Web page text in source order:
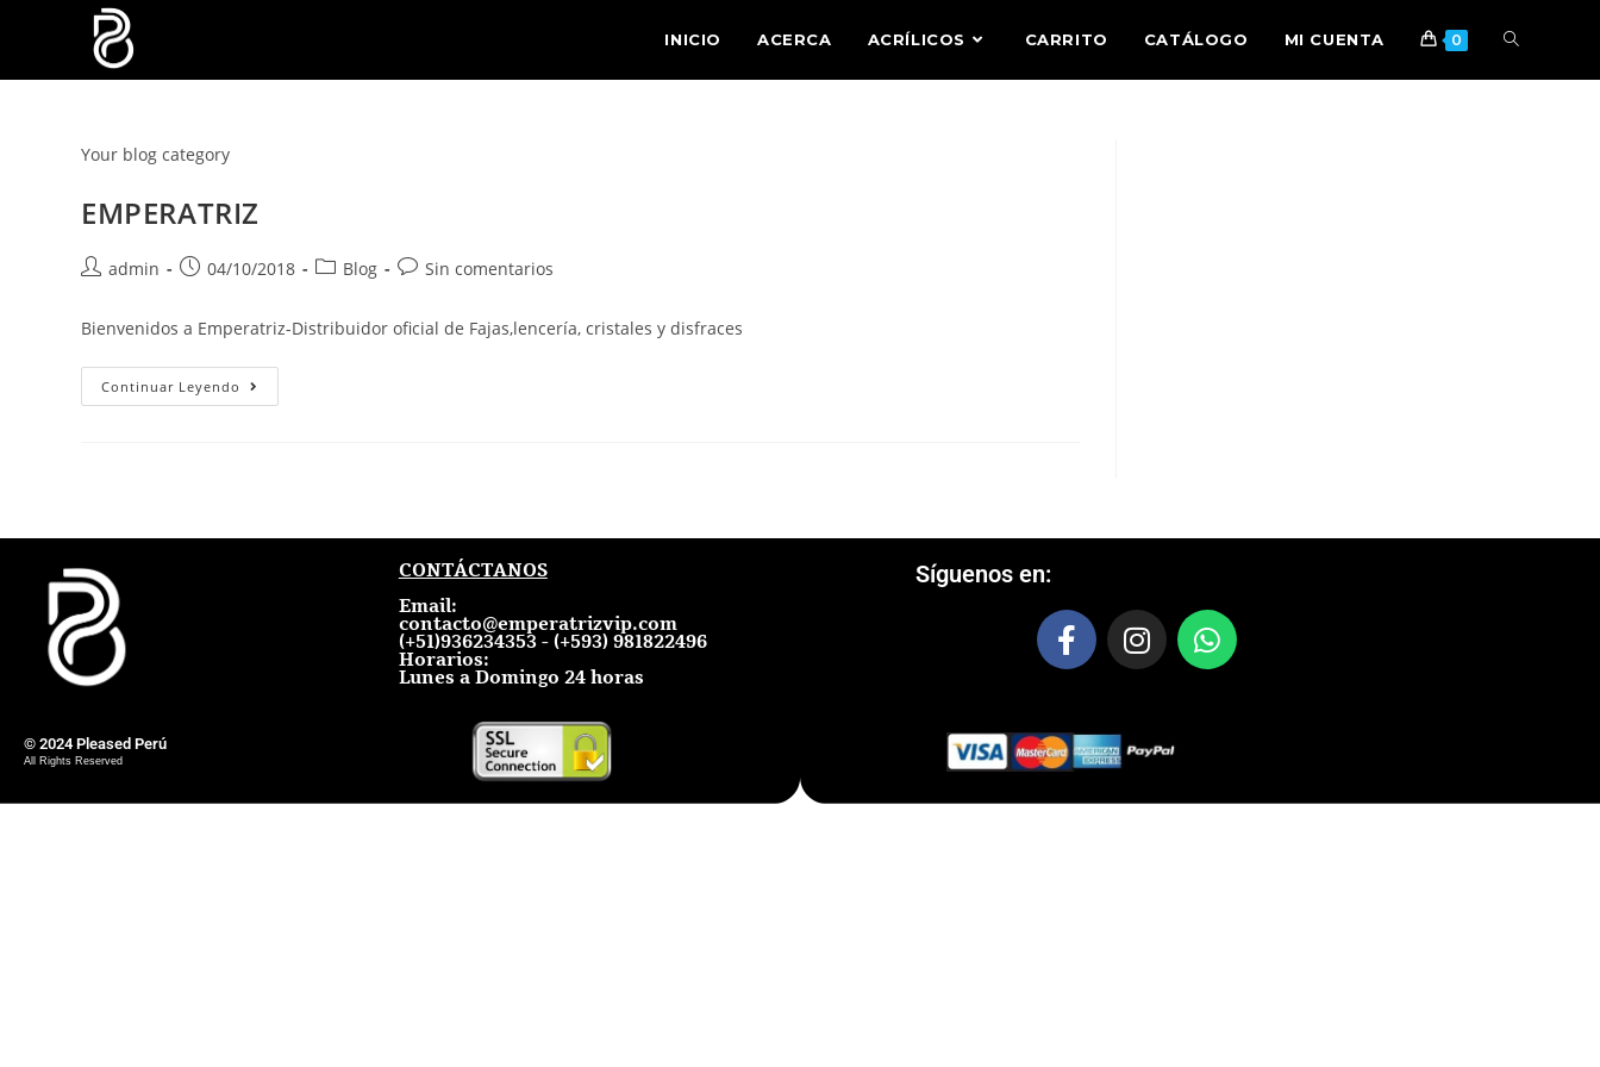
INICIO ACERCA ACRÍLICOS CARRITO CATÁLOGO MI CUENTA 0
Your blog category
EMPERATRIZ
admin 04/10/2018 Blog Sin comentarios
Bienvenidos a Emperatriz-Distribuidor oficial de Fajas,lencería, cristales y disfraces
Continuar Leyendo
CONTÁCTANOS
Email:
contacto@emperatrizvip.com
(+51)936234353 - (+593) 981822496
Horarios:
Lunes a Domingo 24 horas
Síguenos en:
© 2024 Pleased Perú
All Rights Reserved